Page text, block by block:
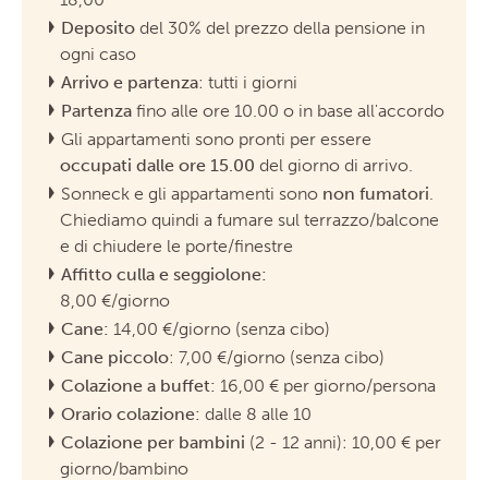
Deposito del 30% del prezzo della pensione in
ogni caso
Arrivo e partenza: tutti i giorni
Partenza fino alle ore 10.00 o in base all'accordo
Gli appartamenti sono pronti per essere
occupati dalle ore 15.00 del giorno di arrivo.
Sonneck e gli appartamenti sono non fumatori.
Chiediamo quindi a fumare sul terrazzo/balcone
e di chiudere le porte/finestre
Affitto culla e seggiolone:
8,00 €/giorno
Cane: 14,00 €/giorno (senza cibo)
Cane piccolo: 7,00 €/giorno (senza cibo)
Colazione a buffet: 16,00 € per giorno/persona
Orario colazione: dalle 8 alle 10
Colazione per bambini (2 - 12 anni): 10,00 € per
giorno/bambino